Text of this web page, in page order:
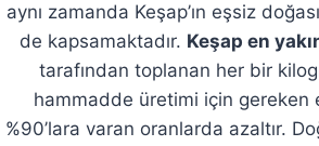
aynı zamanda Keşap’ın eşsiz
de kapsamaktadır. Keşap en
tarafından toplanan her bir
hammadde üretimi için gereken
%90’lara varan oranlarda azaltır.